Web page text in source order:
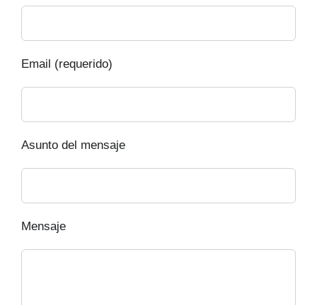
Email (requerido)
Asunto del mensaje
Mensaje